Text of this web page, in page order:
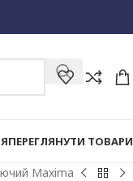
ПЕРЕГЛЯНУТИ ТОВАРИ
Maxima